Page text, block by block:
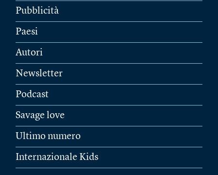
Pubblicità
Paesi
Autori
Newsletter
Podcast
Savage love
Ultimo numero
Internazionale Kids